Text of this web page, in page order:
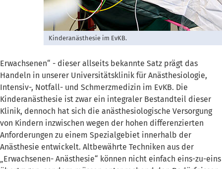
Kinderanästhesie im EvKB.
Erwachsenen“ - dieser allseits bekannte Satz prägt das
Handeln in unserer Universitätsklinik für Anästhesiologie,
Intensiv-, Notfall- und Schmerzmedizin im EvKB. Die
Kinderanästhesie ist zwar ein integraler Bestandteil dieser
Klinik, dennoch hat sich die anästhesiologische Versorgung
von Kindern inzwischen wegen der hohen differenzierten
Anforderungen zu einem Spezialgebiet innerhalb der
Anästhesie entwickelt. Altbewährte Techniken aus der
„Erwachsenen- Anästhesie“ können nicht einfach eins-zu-eins